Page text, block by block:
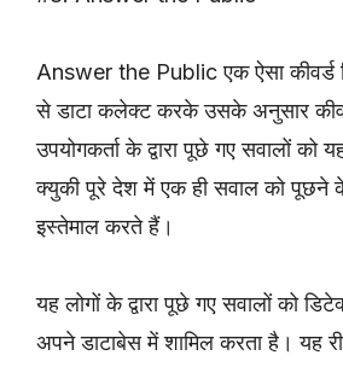
Answer the Public एक ऐसा कीवर्ड
से डाटा कलेक्ट करके उसके अनुसार
उपयोगकर्ता के द्वारा पूछे गए सवालों को
क्युकी पूरे देश में एक ही सवाल को पूछने
इस्तेमाल करते हैं।
यह लोगों के द्वारा पूछे गए सवालों को
अपने डाटाबेस में शामिल करता है। यह